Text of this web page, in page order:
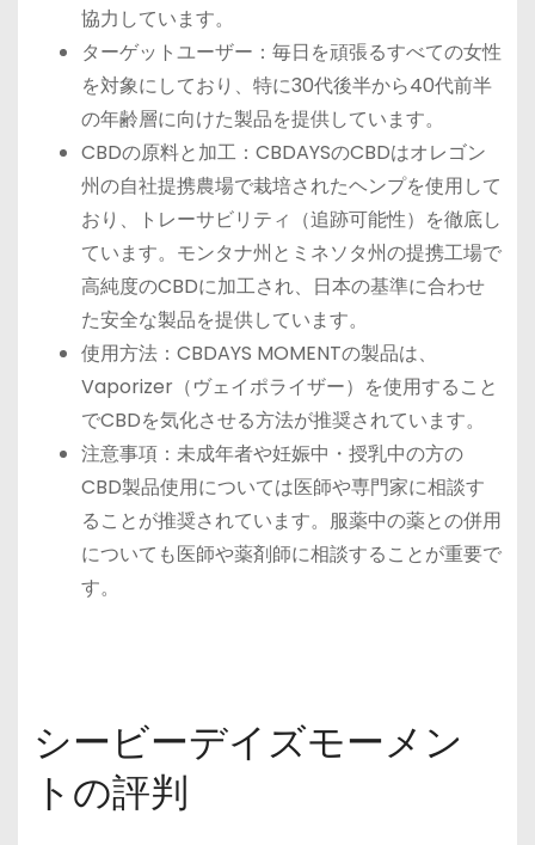
協力しています。
ターゲットユーザー：毎日を頑張るすべての女性
を対象にしており、特に30代後半から40代前半
の年齢層に向けた製品を提供しています。
CBDの原料と加工：CBDAYSのCBDはオレゴン
州の自社提携農場で栽培されたヘンプを使用して
おり、トレーサビリティ（追跡可能性）を徹底し
ています。モンタナ州とミネソタ州の提携工場で
高純度のCBDに加工され、日本の基準に合わせ
た安全な製品を提供しています。
使用方法：CBDAYS MOMENTの製品は、
Vaporizer（ヴェイポライザー）を使用すること
でCBDを気化させる方法が推奨されています。
注意事項：未成年者や妊娠中・授乳中の方の
CBD製品使用については医師や専門家に相談す
ることが推奨されています。服薬中の薬との併用
についても医師や薬剤師に相談することが重要で
す。
シービーデイズモーメン
トの評判